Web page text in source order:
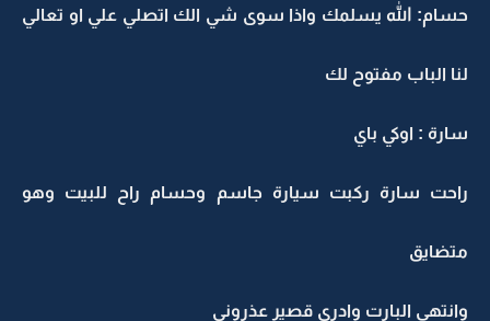
حسام: الله يسلمك واذا سوى شي الك اتصلي علي او تعالي
لنا الباب مفتوح لك
سارة : اوكي باي
راحت سارة ركبت سيارة جاسم وحسام راح للبيت وهو
متضايق
وانتهى البارت وادري قصير عذروني